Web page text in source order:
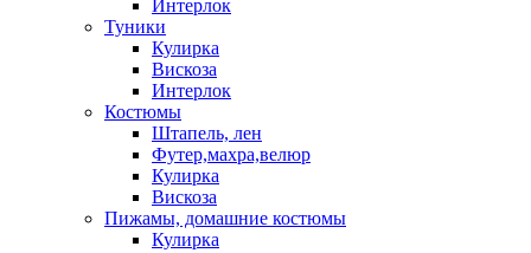
Интерлок
Туники
Кулирка
Вискоза
Интерлок
Костюмы
Штапель, лен
Футер,махра,велюр
Кулирка
Вискоза
Пижамы, домашние костюмы
Кулирка